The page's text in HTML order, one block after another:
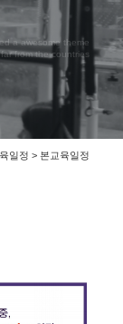
a awesome theme
from the countries
일정 > 본교육일정